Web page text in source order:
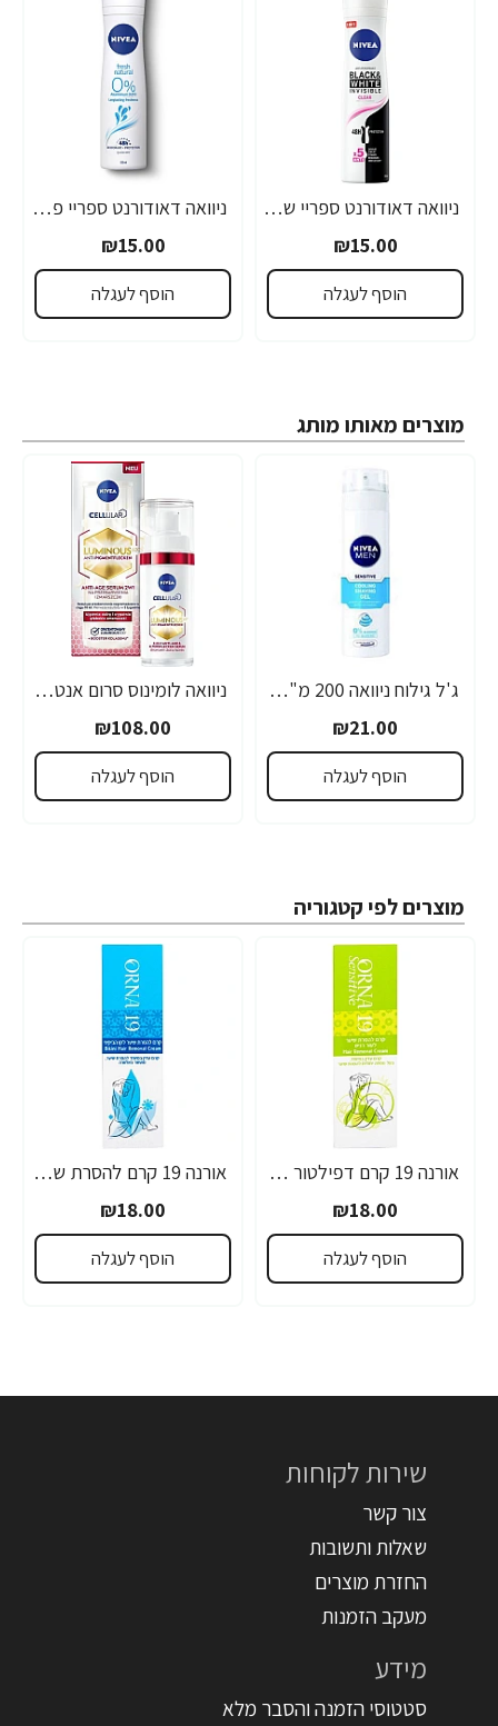
ניוואה דאודורנט ספריי שקוף איויזיבל לאשה 150 מ''ל - מבית NIVEA
₪15.00
הוסף לעגלה
ניוואה דאודורנט ספריי פרש נטורל לאשה 150 מ''ל - מבית NIVEA
₪15.00
הוסף לעגלה
מוצרים מאותו מותג
ג'ל גילוח ניוואה 200 מ"ל- מבית NIVEA
₪21.00
הוסף לעגלה
ניוואה לומינוס סרום אנטי אייג'ינג לטיפול בכתמים כהים 30 מ"ל - מבית NIVEA
₪108.00
הוסף לעגלה
מוצרים לפי קטגוריה
אורנה 19 קרם דפילטור לעור רגיש 80 גרם
₪18.00
הוסף לעגלה
אורנה 19 קרם להסרת שיער לקו הביקיני 90 מ"ל
₪18.00
הוסף לעגלה
שירות לקוחות
צור קשר
שאלות ותשובות
החזרת מוצרים
מעקב הזמנות
מידע
סטטוסי הזמנה והסבר מלא